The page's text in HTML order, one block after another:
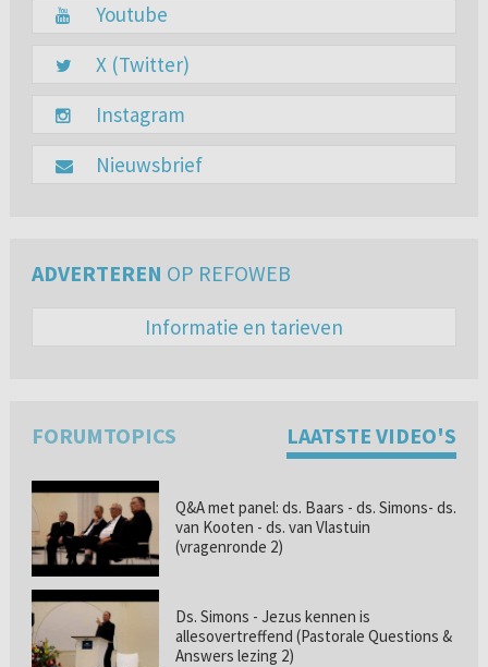
Youtube
X (Twitter)
Instagram
Nieuwsbrief
ADVERTEREN OP REFOWEB
Informatie en tarieven
FORUMTOPICS LAATSTE VIDEO'S
Q&A met panel: ds. Baars - ds. Simons- ds.
van Kooten - ds. van Vlastuin
(vragenronde 2)
Ds. Simons - Jezus kennen is
allesovertreffend (Pastorale Questions &
Answers lezing 2)